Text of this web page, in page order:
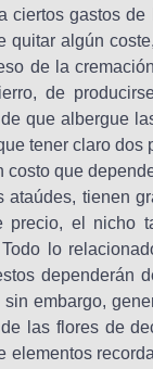
ciertos gastos
quitar algún
de la
de
que albergue
tener claro
costo que
ataúdes, tienen
precio, el nicho
lo
dependerán
embargo,
las flores de
elementos